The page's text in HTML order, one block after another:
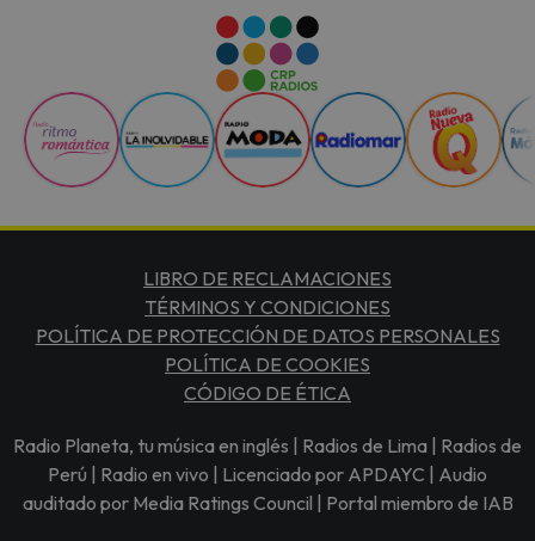
LIBRO DE RECLAMACIONES
TÉRMINOS Y CONDICIONES
POLÍTICA DE PROTECCIÓN DE DATOS PERSONALES
POLÍTICA DE COOKIES
CÓDIGO DE ÉTICA
Radio Planeta, tu música en inglés | Radios de Lima | Radios de
Perú | Radio en vivo | Licenciado por APDAYC | Audio
auditado por Media Ratings Council | Portal miembro de IAB